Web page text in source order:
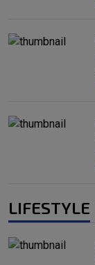
LIFESTYLE